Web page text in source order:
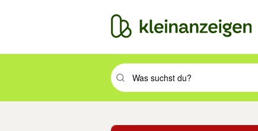
Suchbegriff eingeben. Eingabetaste